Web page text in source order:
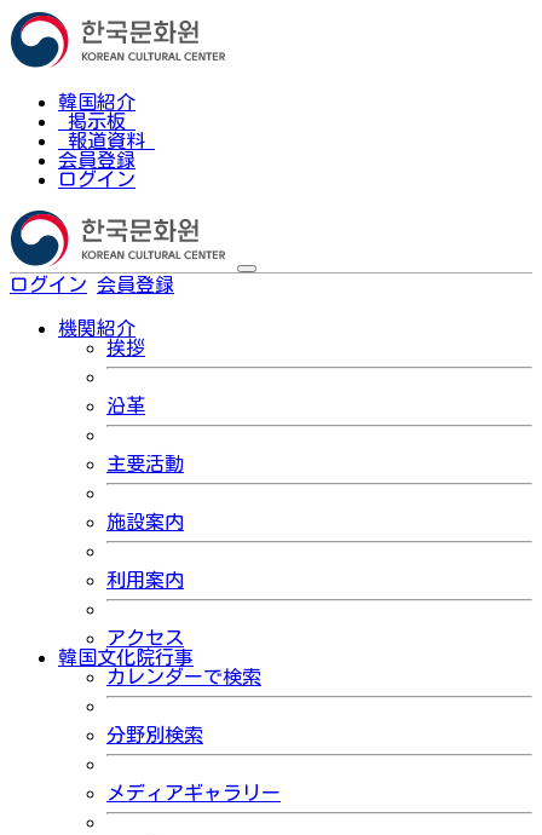
韓国紹介
掲示板
報道資料
会員登録
ログイン
ログイン 会員登録
機関紹介
挨拶
沿革
主要活動
施設案内
利用案内
アクセス
韓国文化院行事
カレンダーで検索
分野別検索
メディアギャラリー